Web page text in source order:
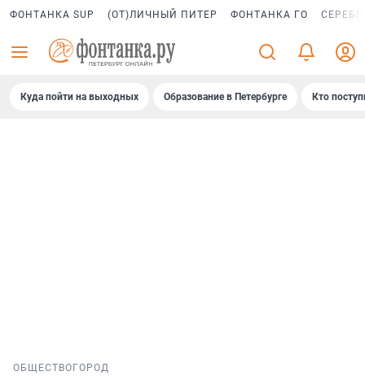
ФОНТАНКА SUP (ОТ)ЛИЧНЫЙ ПИТЕР ФОНТАНКА ГО
Куда пойти на выходных Образование в Петербурге Кто
ОБЩЕСТВО ГОРОД